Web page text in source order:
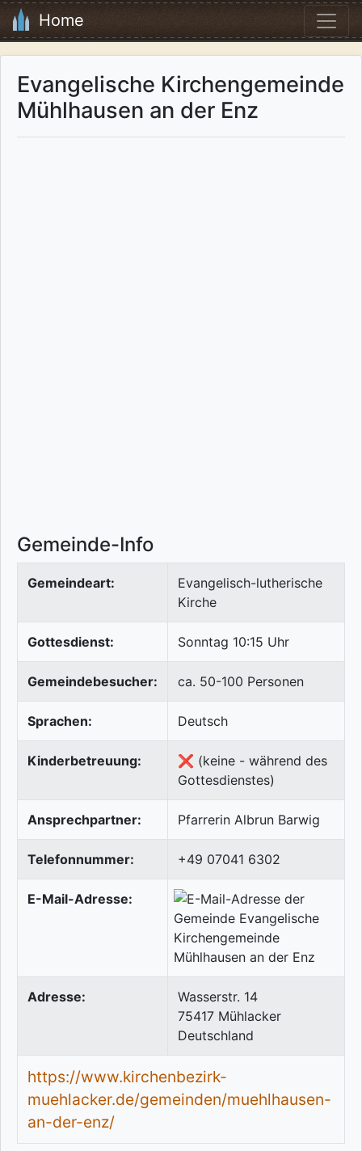
Home
Evangelische Kirchengemeinde
Mühlhausen an der Enz
Gemeinde-Info
Gemeindeart:
Evangelisch-lutherische
Kirche
Gottesdienst: Sonntag 10:15 Uhr
Gemeindebesucher: ca. 50-100 Personen
Sprachen: Deutsch
Kinderbetreuung:
❌ (keine - während des
Gottesdienstes)
Ansprechpartner: Pfarrerin Albrun Barwig
Telefonnummer: +49 07041 6302
E-Mail-Adresse:
Adresse:
Wasserstr. 14
75417 Mühlacker
Deutschland
https://www.kirchenbezirk-
muehlacker.de/gemeinden/muehlhausen-
an-der-enz/